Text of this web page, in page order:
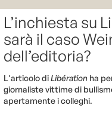
L’inchiesta su
sarà il caso
dell’editoria?
L'articolo diLibération ha
giornaliste vittime di
apertamente i colleghi.